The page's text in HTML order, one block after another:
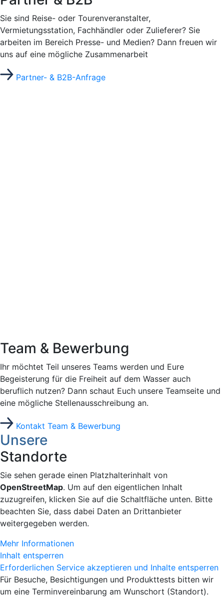
Sie sind Reise- oder Tourenveranstalter,
Vermietungsstation, Fachhändler oder Zulieferer? Sie
arbeiten im Bereich Presse- und Medien? Dann freuen wir
uns auf eine mögliche Zusammenarbeit
Partner- & B2B-Anfrage
Team & Bewerbung
Ihr möchtet Teil unseres Teams werden und Eure
Begeisterung für die Freiheit auf dem Wasser auch
beruflich nutzen? Dann schaut Euch unsere Teamseite und
eine mögliche Stellenausschreibung an.
Kontakt Team & Bewerbung
Unsere
Standorte
Sie sehen gerade einen Platzhalterinhalt von
OpenStreetMap. Um auf den eigentlichen Inhalt
zuzugreifen, klicken Sie auf die Schaltfläche unten. Bitte
beachten Sie, dass dabei Daten an Drittanbieter
weitergegeben werden.
Mehr Informationen
Inhalt entsperren
Erforderlichen Service akzeptieren und Inhalte entsperren
Für Besuche, Besichtigungen und Produkttests bitten wir
um eine Terminvereinbarung am Wunschort (Standort).